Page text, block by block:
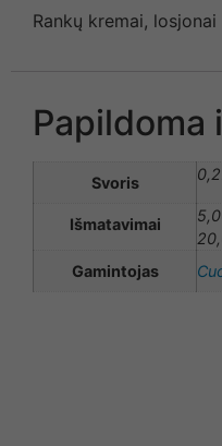
Rankų kremai, losjonai
Papildoma
Svoris
Išmatavimai
Gamintojas